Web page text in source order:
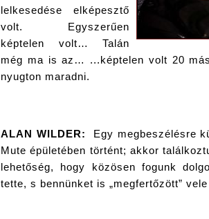
lelkesedése elképesztő
volt. Egyszerűen
képtelen volt… Talán
még ma is az… ...képtelen volt 20
nyugton maradni.
ALAN WILDER: Egy megbeszélésre
Mute épületében történt; akkor
lehetőség, hogy közösen fogunk
tette, s bennünket is „megfertőzött”